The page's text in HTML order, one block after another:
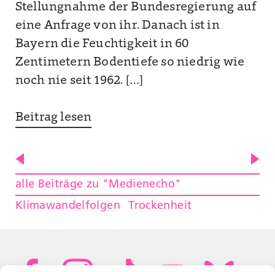
Stellungnahme der Bundesregierung auf
eine Anfrage von ihr. Danach ist in
Bayern die Feuchtigkeit in 60
Zentimetern Bodentiefe so niedrig wie
noch nie seit 1962. […]
Beitrag lesen
alle Beiträge zu "Medienecho"
Klimawandelfolgen
Trockenheit